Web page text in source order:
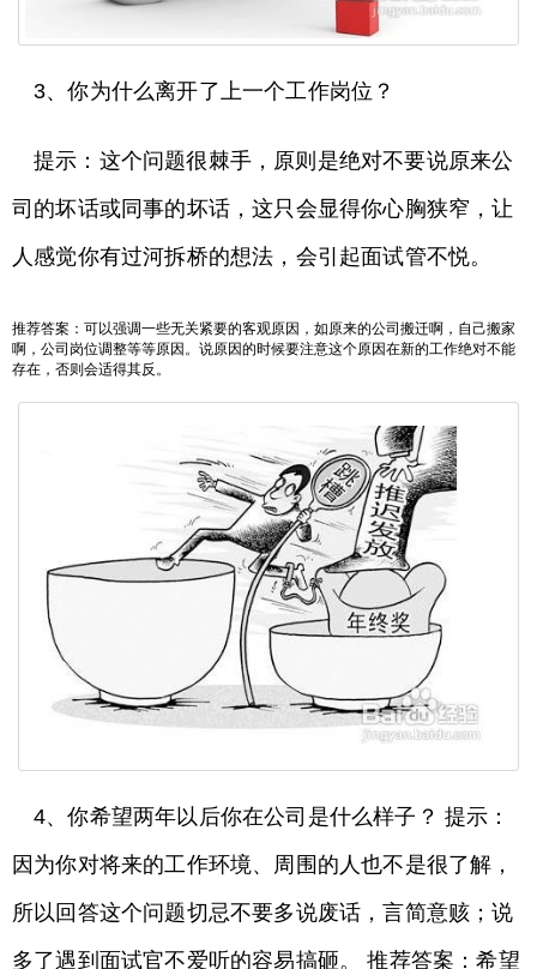
3、你为什么离开了上一个工作岗位？
提示：这个问题很棘手，原则是绝对不要说原来公
司的坏话或同事的坏话，这只会显得你心胸狭窄，让
人感觉你有过河拆桥的想法，会引起面试管不悦。
推荐答案：可以强调一些无关紧要的客观原因，如原来的公司搬迁啊，自己搬家
啊，公司岗位调整等等原因。说原因的时候要注意这个原因在新的工作绝对不能
存在，否则会适得其反。
4、你希望两年以后你在公司是什么样子？ 提示：
因为你对将来的工作环境、周围的人也不是很了解，
所以回答这个问题切忌不要多说废话，言简意赅；说
多了遇到面试官不爱听的容易搞砸。 推荐答案：希望